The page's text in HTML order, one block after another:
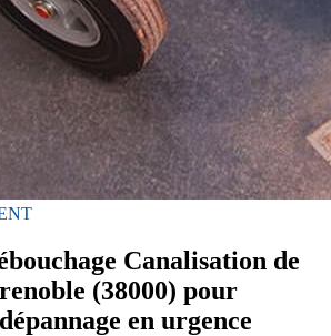
Canalisation de
(38000) pour
en urgence